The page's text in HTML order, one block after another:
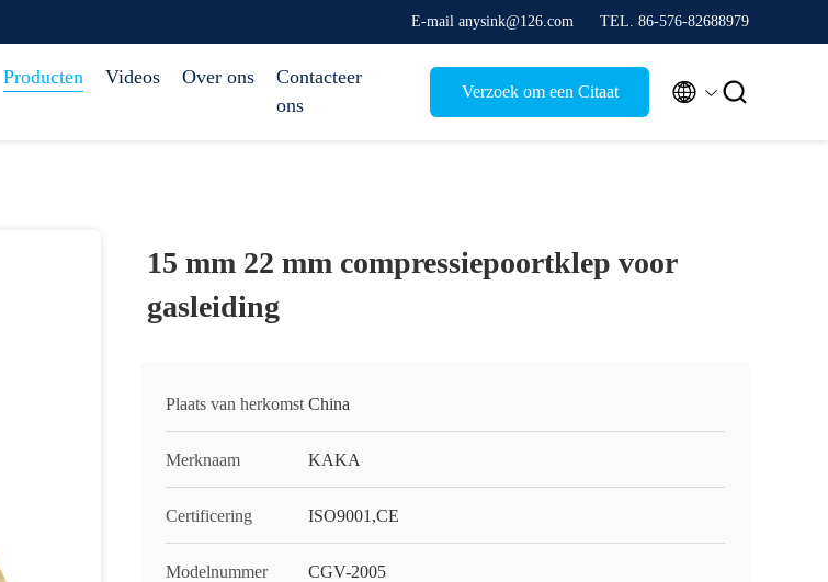
E-mail anysink@126.com TEL. 86-576-82688979
Producten Videos Over ons
Contacteer
ons
Verzoek om een Citaat  
15 mm 22 mm compressiepoortklep voor
gasleiding
Plaats van herkomst China
Merknaam KAKA
Certificering ISO9001,CE
Modelnummer CGV-2005